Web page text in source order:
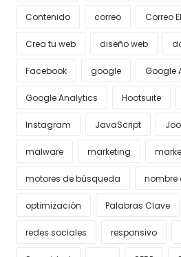
Contenido correo Correo
Crea tu web diseño web
Facebook google Google
Google Analytics Hootsuite
Instagram JavaScript
malware marketing
motores de búsqueda nombre
optimización Palabras Clave
redes sociales responsivo